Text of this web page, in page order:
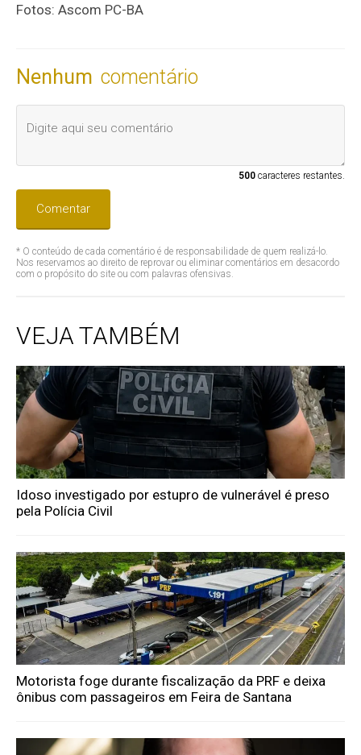
Fotos: Ascom PC-BA
Nenhum comentário
500caracteres restantes.
Comentar
* O conteúdo de cada comentário é de responsabilidade de quem realizá-lo.
Nos reservamos ao direito de reprovar ou eliminar comentários em desacordo
com o propósito do site ou com palavras ofensivas.
VEJA TAMBÉM
Idoso investigado por estupro de vulnerável é preso
pela Polícia Civil
Motorista foge durante fiscalização da PRF e deixa
ônibus com passageiros em Feira de Santana